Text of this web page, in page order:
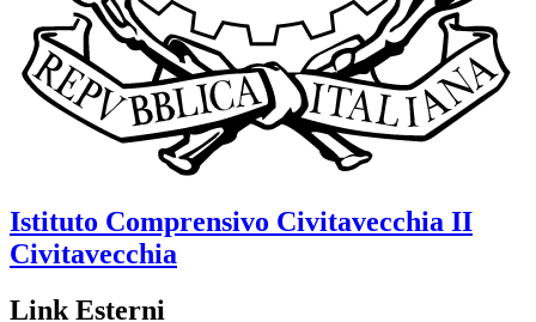
Istituto Comprensivo Civitavecchia II
Civitavecchia
Link Esterni